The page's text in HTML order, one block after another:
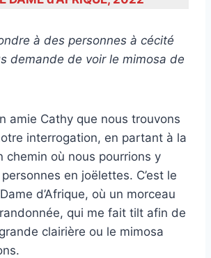
à des personnes à cécité
demande de voir le mimosa de
amie Cathy que nous trouvons
interrogation, en partant à la
chemin où nous pourrions y
en joëlettes. C’est le
d’Afrique, où un morceau
qui me fait tilt afin de
clairière ou le mimosa